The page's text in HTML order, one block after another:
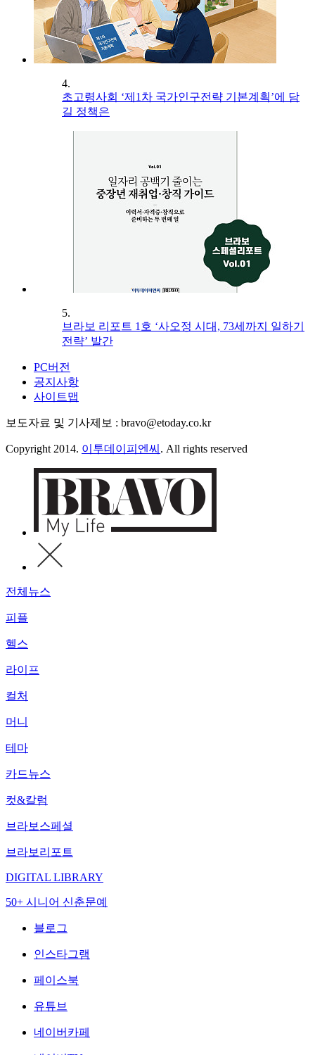
4.
초고령사회 ‘제1차 국가인구전략 기본계획’에 담
길 정책은
5.
브라보 리포트 1호 ‘사오정 시대, 73세까지 일하기
전략’ 발간
PC버전
공지사항
사이트맵
보도자료 및 기사제보 : bravo@etoday.co.kr
Copyright 2014. 이투데이피엔씨 . All rights reserved
전체뉴스
피플
헬스
라이프
컬처
머니
테마
카드뉴스
컷&칼럼
브라보스페셜
브라보리포트
DIGITAL LIBRARY
50+ 시니어 신춘문예
블로그
인스타그램
페이스북
유튜브
네이버카페